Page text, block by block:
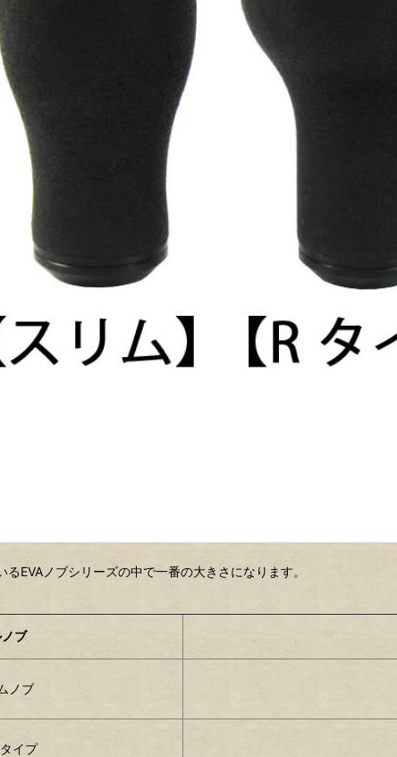
EVAノブシリーズの中で一番の大きさになります。
ブ
ノブ
イプ